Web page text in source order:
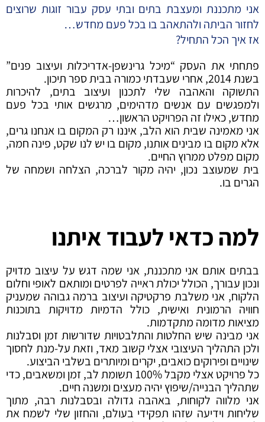
אני מתכננת ומעצבת בתים ובתי עסק עבור זוגות שרוצים
לחזור הביתה ולהתאהב בו בכל פעם מחדש…
אז איך הכל התחיל?
פתחתי את העסק “מיכל גרינשפן-אדריכלות ועיצוב פנים”
בשנת 2014, אחרי שעבדתי כמורה בבית ספר תיכון.
התשוקה והאהבה שלי לתכנון ועיצוב בתים, להיכרות
ולמפגשים עם אנשים מדהימים, מרגשים אותי בכל פעם
מחדש, כאילו זה הפרויקט הראשון…
אני מאמינה שבית הוא הלב, איננו רק המקום בו אנחנו גרים,
אלא מקום בו מבינים אותנו, מקום בו יש לנו שקט, פינה חמה,
מקום מפלט ממרוץ החיים.
בית שמעוצב נכון, יהיה מקור לברכה, הצלחה ושמחה של
הגרים בו.
למה כדאי לעבוד איתנו
בבתים אותם אני מתכננת, אני שמה דגש על עיצוב מדויק
ונכון עבורך, הכולל יכולת ראייה לפרטים ומותאם לאופי וחלום
הלקוח, אני משלבת פרקטיקה ועיצוב ברמה גבוהה שמעניק
חוויה הרמונית ואישית, כולל הדמיות מדויקות בתוכנות
מציאות מדומה מתקדמות.
אני מבינה שיש החלטות והתלבטויות שדורשות זמן וסבלנות
ולכן התהליך העיצובי אצלי קשוב מאד, וזאת על-מנת לחסוך
שינויים ופירוקים כואבים, יקרים ומיותרים בשלבי הביצוע.
כל פרויקט אצלי מקבל 100% תשומת לב, זמן ומשאבים, כדי
שתהליך הבנייה/שיפוץ יהיה מעצים ומשנה חיים.
אני מלווה לקוחות, באהבה גדולה ובסבלנות רבה, מתוך
שליחות וידיעה שזהו תפקידי בעולם, והחזון שלי לשמח את